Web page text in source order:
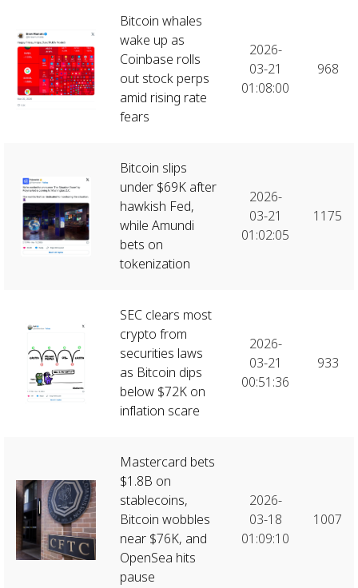
Bitcoin whales
wake up as
Coinbase rolls
out stock perps
amid rising rate
fears
2026-
03-21
01:08:00
968
Bitcoin slips
under $69K after
hawkish Fed,
while Amundi
bets on
tokenization
2026-
03-21
01:02:05
1175
SEC clears most
crypto from
securities laws
as Bitcoin dips
below $72K on
inflation scare
2026-
03-21
00:51:36
933
Mastercard bets
$1.8B on
stablecoins,
Bitcoin wobbles
near $76K, and
OpenSea hits
pause
2026-
03-18
01:09:10
1007